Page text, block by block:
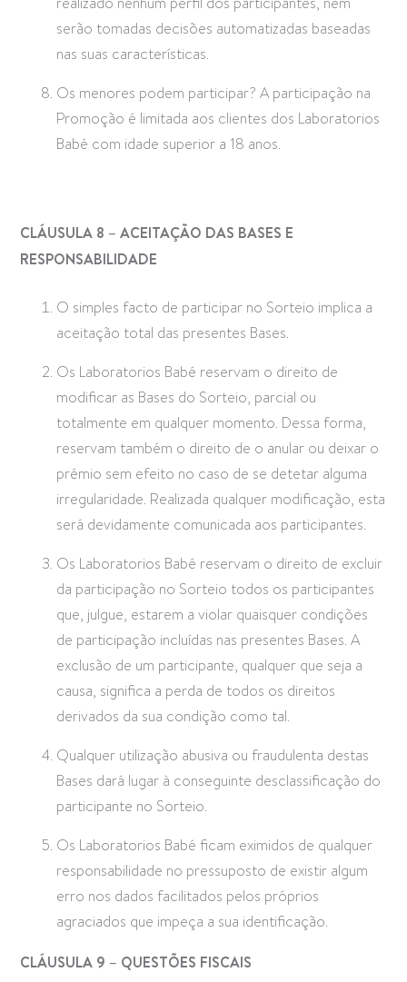
serão tomadas decisões automatizadas baseadas
nas suas características.
Os menores podem participar? A participação na
Promoção é limitada aos clientes dos Laboratorios
Babé com idade superior a 18 anos.
CLÁUSULA 8 – ACEITAÇÃO DAS BASES E
RESPONSABILIDADE
O simples facto de participar no Sorteio implica a
aceitação total das presentes Bases.
Os Laboratorios Babé reservam o direito de
modificar as Bases do Sorteio, parcial ou
totalmente em qualquer momento. Dessa forma,
reservam também o direito de o anular ou deixar o
prémio sem efeito no caso de se detetar alguma
irregularidade. Realizada qualquer modificação, esta
será devidamente comunicada aos participantes.
Os Laboratorios Babé reservam o direito de excluir
da participação no Sorteio todos os participantes
que, julgue, estarem a violar quaisquer condições
de participação incluídas nas presentes Bases. A
exclusão de um participante, qualquer que seja a
causa, significa a perda de todos os direitos
derivados da sua condição como tal.
Qualquer utilização abusiva ou fraudulenta destas
Bases dará lugar à conseguinte desclassificação do
participante no Sorteio.
Os Laboratorios Babé ficam eximidos de qualquer
responsabilidade no pressuposto de existir algum
erro nos dados facilitados pelos próprios
agraciados que impeça a sua identificação.
CLÁUSULA 9 – QUESTÕES FISCAIS